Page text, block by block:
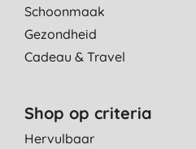
net zoals de size 1 pampertjes
Schoonmaak
Gezondheid
Cadeau & Travel
Shop op criteria
Hervulbaar